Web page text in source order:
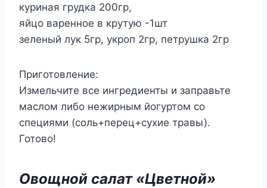
куриная грудка 200гр,
яйцо варенное в крутую -1шт
зеленый лук 5гр, укроп 2гр, петрушка 2гр
Приготовление:
Измельчите все ингредиенты и заправьте
маслом либо нежирным йогуртом со
специями (соль+перец+сухие травы).
Готово!
Овощной салат «Цветной»